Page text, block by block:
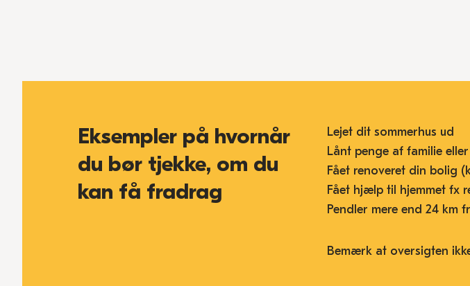
Eksempler på hvornår
du bør tjekke, om du
kan få fradrag
Lejet dit sommerhus ud
Lånt penge af familie
Fået renoveret din bolig
Fået hjælp til hjemmet fx
Pendler mere end 24 km
Bemærk at oversigten